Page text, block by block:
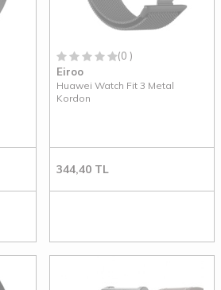
(0 )
Eiroo
Huawei Watch Fit 3 Metal
Kordon
344,40 TL